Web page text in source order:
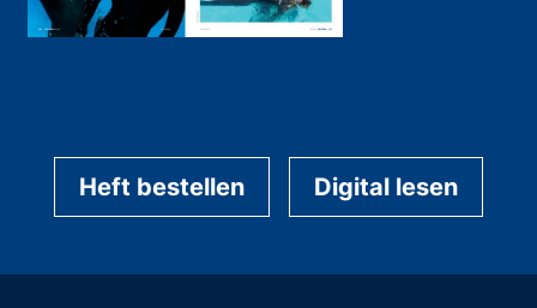
Heft bestellen Digital lesen